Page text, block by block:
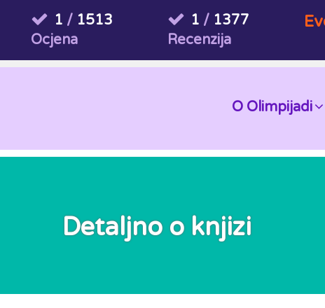
1 / 1513
Ocjena
1 / 1377
Recenzija
O Olimpijadi
Detaljno o knjizi